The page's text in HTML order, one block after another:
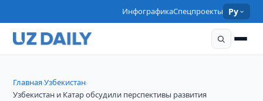
ИнфографикаСпецпроекты Ру
Главная›Узбекистан›
Узбекистан и Катар обсудили перспективы развития